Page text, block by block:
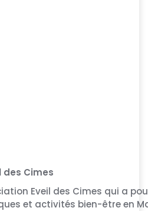
des Cimes
Eveil des Cimes qui a
et activités bien-être en